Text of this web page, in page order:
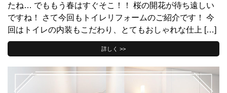
たね… でももう春はすぐそこ！！ 桜の開花が待ち遠しい
ですね！ さて今回もトイレリフォームのご紹介です！ 今
回はトイレの内装もこだわり、とてもおしゃれな仕上 […]
詳しく >>